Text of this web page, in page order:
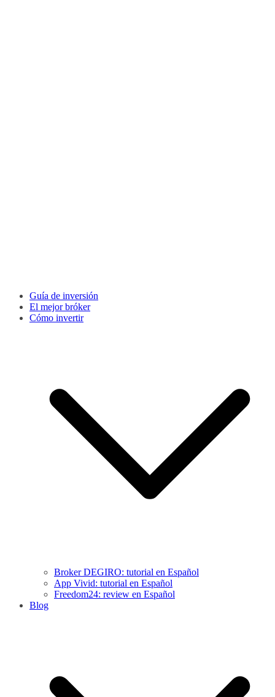
Guía de inversión
El mejor bróker
Cómo invertir
Broker DEGIRO: tutorial en Español
App Vivid: tutorial en Español
Freedom24: review en Español
Blog